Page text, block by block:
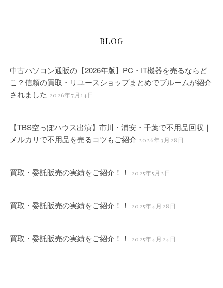
BLOG
中古パソコン通販の【2026年版】PC・IT機器を売るならど
こ？信頼の買取・リユースショップまとめでブルームが紹介
されました 2026年7月14日
【TBS空っぽハウス出演】市川・浦安・千葉で不用品回収｜
メルカリで不用品を売るコツもご紹介 2026年3月28日
買取・委託販売の実績をご紹介！！ 2025年5月2日
買取・委託販売の実績をご紹介！！ 2025年4月28日
買取・委託販売の実績をご紹介！！ 2025年4月24日